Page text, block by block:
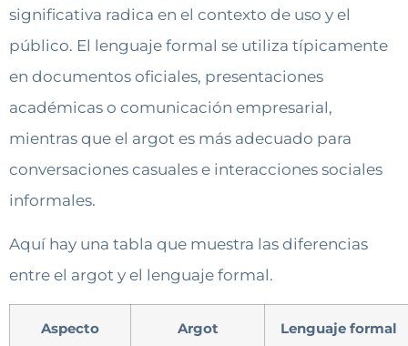
significativa radica en el contexto de uso y el
público. El lenguaje formal se utiliza típicamente
en documentos oficiales, presentaciones
académicas o comunicación empresarial,
mientras que el argot es más adecuado para
conversaciones casuales e interacciones sociales
informales.
Aquí hay una tabla que muestra las diferencias
entre el argot y el lenguaje formal.
Aspecto Argot Lenguaje formal